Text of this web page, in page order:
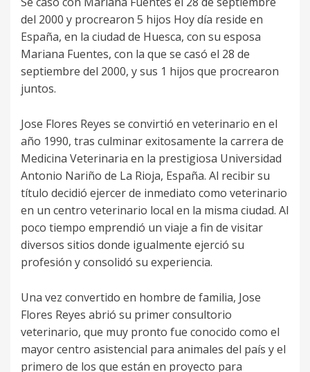
del 2000 y procrearon 5 hijos Hoy día reside en
España, en la ciudad de Huesca, con su esposa
Mariana Fuentes, con la que se casó el 28 de
septiembre del 2000, y sus 1 hijos que procrearon
juntos.
Jose Flores Reyes se convirtió en veterinario en el
año 1990, tras culminar exitosamente la carrera de
Medicina Veterinaria en la prestigiosa Universidad
Antonio Nariño de La Rioja, España. Al recibir su
título decidió ejercer de inmediato como veterinario
en un centro veterinario local en la misma ciudad. Al
poco tiempo emprendió un viaje a fin de visitar
diversos sitios donde igualmente ejerció su
profesión y consolidó su experiencia.
Una vez convertido en hombre de familia, Jose
Flores Reyes abrió su primer consultorio
veterinario, que muy pronto fue conocido como el
mayor centro asistencial para animales del país y el
primero de los que están en proyecto para